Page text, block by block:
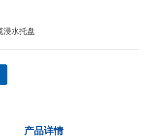
浸水托盘
产品详情